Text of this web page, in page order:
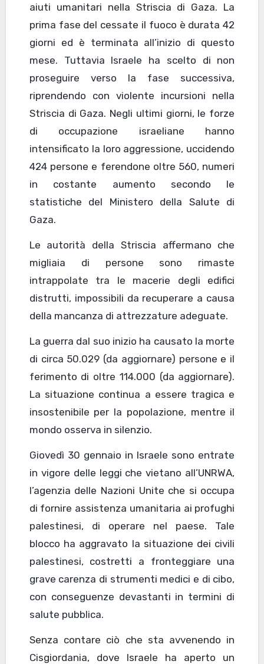
aiuti umanitari nella Striscia di Gaza. La
prima fase del cessate il fuoco è durata 42
giorni ed è terminata all’inizio di questo
mese. Tuttavia Israele ha scelto di non
proseguire verso la fase successiva,
riprendendo con violente incursioni nella
Striscia di Gaza. Negli ultimi giorni, le forze
di occupazione israeliane hanno
intensificato la loro aggressione, uccidendo
424 persone e ferendone oltre 560, numeri
in costante aumento secondo le
statistiche del Ministero della Salute di
Gaza.
Le autorità della Striscia affermano che
migliaia di persone sono rimaste
intrappolate tra le macerie degli edifici
distrutti, impossibili da recuperare a causa
della mancanza di attrezzature adeguate.
La guerra dal suo inizio ha causato la morte
di circa 50.029 (da aggiornare) persone e il
ferimento di oltre 114.000 (da aggiornare).
La situazione continua a essere tragica e
insostenibile per la popolazione, mentre il
mondo osserva in silenzio.
Giovedì 30 gennaio in Israele sono entrate
in vigore delle leggi che vietano all’UNRWA,
l’agenzia delle Nazioni Unite che si occupa
di fornire assistenza umanitaria ai profughi
palestinesi, di operare nel paese. Tale
blocco ha aggravato la situazione dei civili
palestinesi, costretti a fronteggiare una
grave carenza di strumenti medici e di cibo,
con conseguenze devastanti in termini di
salute pubblica.
Senza contare ciò che sta avvenendo in
Cisgiordania, dove Israele ha aperto un